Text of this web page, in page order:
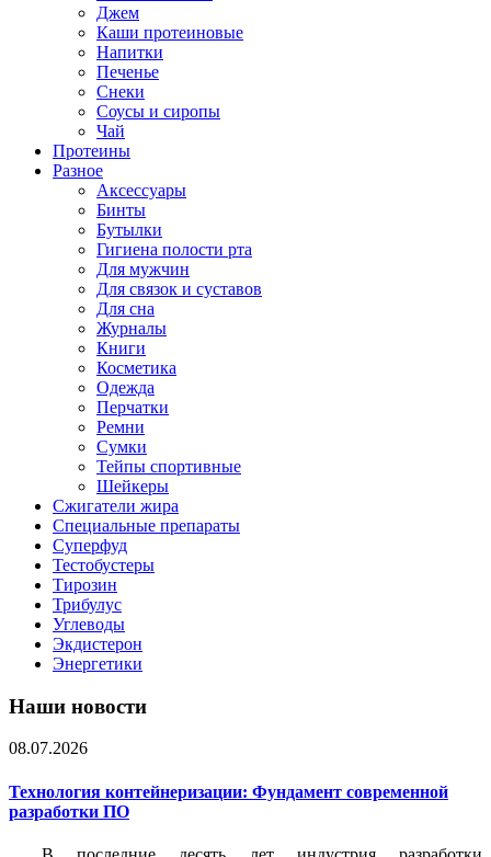
Джем
Каши протеиновые
Напитки
Печенье
Снеки
Соусы и сиропы
Чай
Протеины
Разное
Аксессуары
Бинты
Бутылки
Гигиена полости рта
Для мужчин
Для связок и суставов
Для сна
Журналы
Книги
Косметика
Одежда
Перчатки
Ремни
Сумки
Тейпы спортивные
Шейкеры
Сжигатели жира
Специальные препараты
Суперфуд
Тестобустеры
Тирозин
Трибулус
Углеводы
Экдистерон
Энергетики
Наши новости
08.07.2026
Технология контейнеризации: Фундамент современной
разработки ПО